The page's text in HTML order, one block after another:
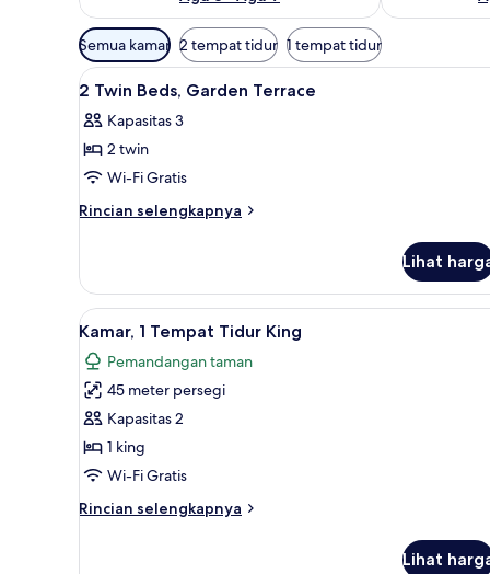
Filter
tersedia
untuk
Semua kamar 2 tempat tidur 1 tempat tidur
Lihat
semua
foto
untuk
2
Twin
Terrace
Seprai premium, selimut bulu
1
2 Twin Beds, Garden Terrace
Kapasitas 3
2 twin
Wi-Fi Gratis
Rincian selengkapnya
Rincian
2
Twin
Beds,
Garden
Terrace
Lihat
Lihat
semua
foto
untuk
Kamar,
1
Tempat
King
Kamar, 1 Tempat Tidur King |
7
Kamar, 1 Tempat Tidur King
Pemandangan taman
45 meter persegi
Kapasitas 2
1 king
Wi-Fi Gratis
Rincian selengkapnya
Rincian
Lihat